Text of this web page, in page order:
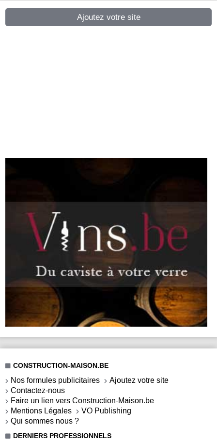
Ajoutez votre site
CONSTRUCTION-MAISON.BE
Nos formules publicitaires
Ajoutez votre site
Contactez-nous
Faire un lien vers Construction-Maison.be
Mentions Légales
VO Publishing
Qui sommes nous ?
DERNIERS PROFESSIONNELS